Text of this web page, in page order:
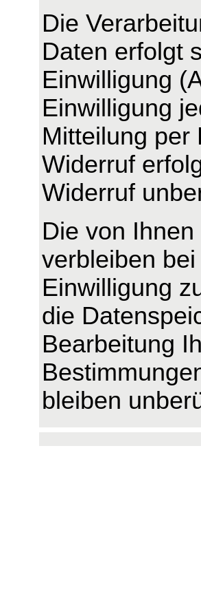
Die
Daten erfolgt
Einwilligung
Einwilligung
Mitteilung per
Widerruf
Widerruf
Die von
verbleiben
Einwilligung
die
Bearbeitung
bleiben